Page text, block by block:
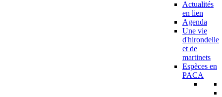
Actualités
en lien
Agenda
Une vie
d'hirondelle
et de
martinets
Espèces en
PACA